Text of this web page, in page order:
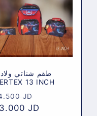
طقم شناتي
13 INCH
JD
price
JD